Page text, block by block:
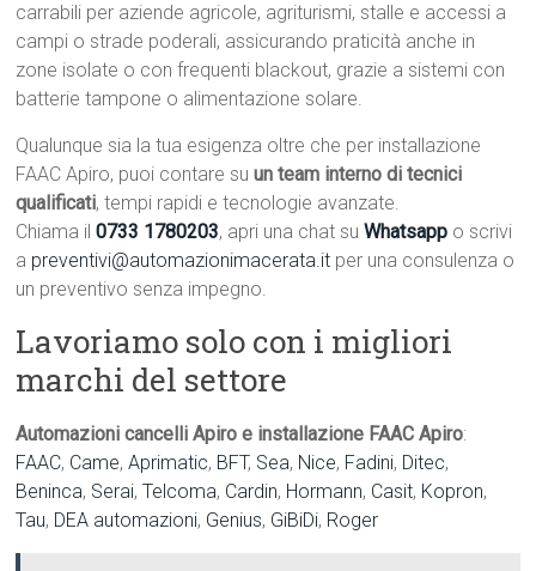
carrabili per aziende agricole, agriturismi, stalle e accessi a
campi o strade poderali, assicurando praticità anche in
zone isolate o con frequenti blackout, grazie a sistemi con
batterie tampone o alimentazione solare.
Qualunque sia la tua esigenza oltre che per installazione
FAAC Apiro, puoi contare suun team interno di tecnici
qualificati, tempi rapidi e tecnologie avanzate.
Chiama il0733 1780203, apri una chat suWhatsapp o scrivi
a preventivi@automazionimacerata.it per una consulenza o
un preventivo senza impegno.
Lavoriamo solo con i migliori
marchi del settore
Automazioni cancelli Apiro e installazione FAAC Apiro:
FAAC, Came,Aprimatic, BFT, Sea, Nice, Fadini, Ditec,
Beninca, Serai,Telcoma, Cardin, Hormann, Casit, Kopron,
Tau, DEA automazioni, Genius, GiBiDi, Roger